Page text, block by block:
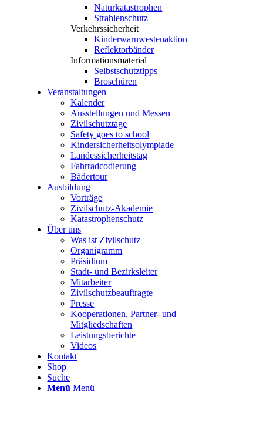
Naturkatastrophen
Strahlenschutz
Verkehrssicherheit
Kinderwarnwestenaktion
Reflektorbänder
Informationsmaterial
Selbstschutztipps
Broschüren
Veranstaltungen
Kalender
Ausstellungen und Messen
Zivilschutztage
Safety goes to school
Kindersicherheitsolympiade
Landessicherheitstag
Fahrradcodierung
Bädertour
Ausbildung
Vorträge
Zivilschutz-Akademie
Katastrophenschutz
Über uns
Was ist Zivilschutz
Organigramm
Präsidium
Stadt- und Bezirksleiter
Mitarbeiter
Zivilschutzbeauftragte
Presse
Kooperationen, Partner- und
Mitgliedschaften
Leistungsberichte
Videos
Kontakt
Shop
Suche
Menü Menü